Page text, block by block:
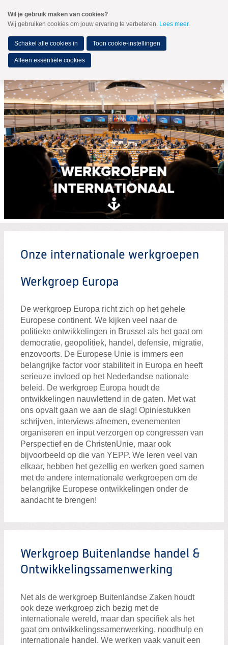
naar
Spring
de
inhoud
Spring
naar
hoofdmenu
MENU
Het veroordelen van geweld: geen kwestie van links
of rechts
Standpunten
Werkgroepen
Internationale werkgroepen
Zoeken
Onze internationale werkgroepen
Werkgroep Europa
De werkgroep Europa richt zich op het gehele
Europese continent. We kijken veel naar de
politieke ontwikkelingen in Brussel als het gaat om
democratie, geopolitiek, handel, defensie, migratie,
enzovoorts. De Europese Unie is immers een
belangrijke factor voor stabiliteit in Europa en heeft
serieuze invloed op het Nederlandse nationale
beleid. De werkgroep Europa houdt de
ontwikkelingen nauwlettend in de gaten. Met wat
ons opvalt gaan we aan de slag! Opiniestukken
schrijven, interviews afnemen, evenementen
organiseren en input verzorgen op congressen van
Perspectief en de ChristenUnie, maar ook
bijvoorbeeld op die van YEPP. We leren veel van
elkaar, hebben het gezellig en werken goed samen
met de andere internationale werkgroepen om de
belangrijke Europese ontwikkelingen onder de
aandacht te brengen!
Werkgroep Buitenlandse handel &
Ontwikkelingssamenwerking
Net als de werkgroep Buitenlandse Zaken houdt
ook deze werkgroep zich bezig met de
internationale wereld, maar dan specifiek als het
gaat om ontwikkelingssamenwerking, noodhulp en
internationale handel. We werken vaak vanuit een
Wil je gebruik maken van cookies?
Wij gebruiken cookies om jouw ervaring te verbeteren. Lees meer.
Schakel alle cookies in Toon cookie-instellingen
Alleen essentiële cookies